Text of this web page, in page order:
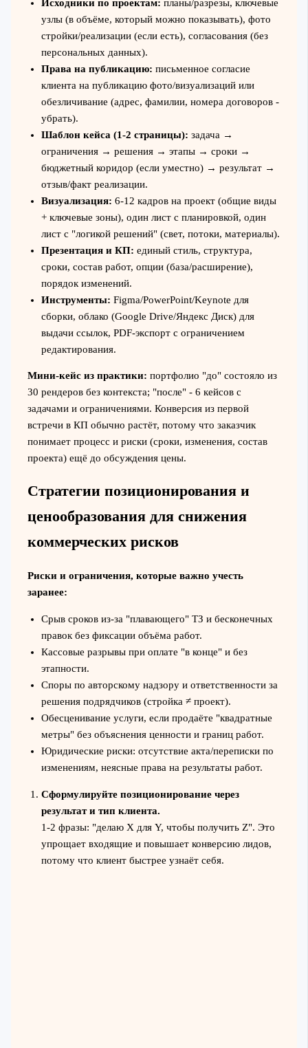
Исходники по проектам: планы/разрезы, ключевые
узлы (в объёме, который можно показывать), фото
стройки/реализации (если есть), согласования (без
персональных данных).
Права на публикацию: письменное согласие
клиента на публикацию фото/визуализаций или
обезличивание (адрес, фамилии, номера договоров -
убрать).
Шаблон кейса (1-2 страницы): задача →
ограничения → решения → этапы → сроки →
бюджетный коридор (если уместно) → результат →
отзыв/факт реализации.
Визуализация: 6-12 кадров на проект (общие виды
+ ключевые зоны), один лист с планировкой, один
лист с "логикой решений" (свет, потоки, материалы).
Презентация и КП: единый стиль, структура,
сроки, состав работ, опции (база/расширение),
порядок изменений.
Инструменты: Figma/PowerPoint/Keynote для
сборки, облако (Google Drive/Яндекс Диск) для
выдачи ссылок, PDF-экспорт с ограничением
редактирования.
Мини-кейс из практики: портфолио "до" состояло из
30 рендеров без контекста; "после" - 6 кейсов с
задачами и ограничениями. Конверсия из первой
встречи в КП обычно растёт, потому что заказчик
понимает процесс и риски (сроки, изменения, состав
проекта) ещё до обсуждения цены.
Стратегии позиционирования и
ценообразования для снижения
коммерческих рисков
Риски и ограничения, которые важно учесть
заранее:
Срыв сроков из-за "плавающего" ТЗ и бесконечных
правок без фиксации объёма работ.
Кассовые разрывы при оплате "в конце" и без
этапности.
Споры по авторскому надзору и ответственности за
решения подрядчиков (стройка ≠ проект).
Обесценивание услуги, если продаёте "квадратные
метры" без объяснения ценности и границ работ.
Юридические риски: отсутствие акта/переписки по
изменениям, неясные права на результаты работ.
Сформулируйте позиционирование через
результат и тип клиента.
1-2 фразы: "делаю X для Y, чтобы получить Z". Это
упрощает входящие и повышает конверсию лидов,
потому что клиент быстрее узнаёт себя.